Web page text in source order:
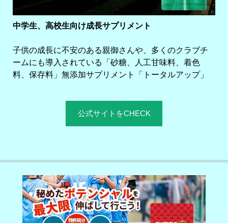
中学生、高校生向け成長サプリメント
子供の成長に不安のある親御さんや、多くのクラブチ
ームにも導入されている「砂糖、人工甘味料、着色
料、保存料」無添加サプリメント「トータルアップ」
公式サイトをCHECK